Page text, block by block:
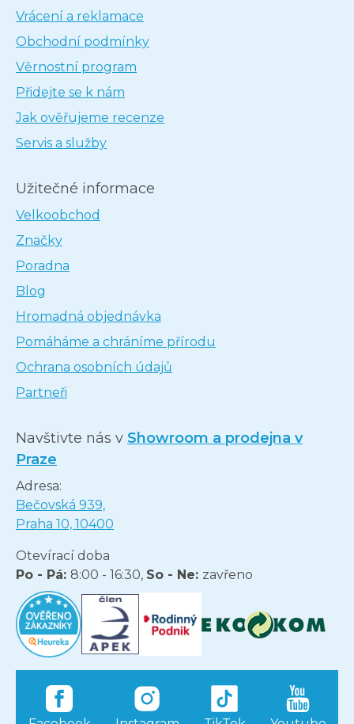
Vrácení a reklamace
Obchodní podmínky
Věrnostní program
Přidejte se k nám
Jak ověřujeme recenze
Servis a služby
Užitečné informace
Velkoobchod
Značky
Poradna
Blog
Hromadná objednávka
Pomáháme a chráníme přírodu
Ochrana osobních údajů
Partneři
Navštivte nás v Showroom a prodejna v
Praze
Adresa:
Bečovská 939,
Praha 10, 10400
Otevírací doba
Po - Pá: 8:00 - 16:30, So - Ne: zavřeno